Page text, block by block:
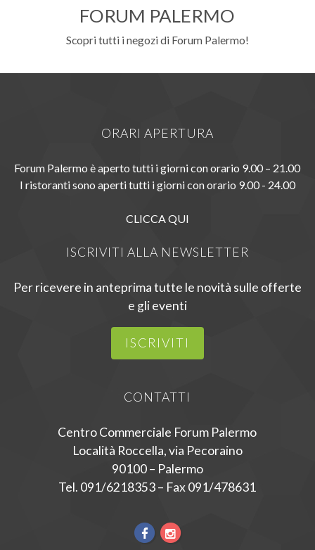
FORUM PALERMO
Scopri tutti i negozi di Forum Palermo!
ORARI APERTURA
Forum Palermo è aperto tutti i giorni con orario 9.00 – 21.00
I ristoranti sono aperti tutti i giorni con orario 9.00 - 24.00
CLICCA QUI
ISCRIVITI ALLA NEWSLETTER
Per ricevere in anteprima tutte le novità sulle offerte
e gli eventi
ISCRIVITI
CONTATTI
Centro Commerciale Forum Palermo
Località Roccella, via Pecoraino
90100 – Palermo
Tel. 091/6218353 – Fax 091/478631